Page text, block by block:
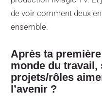
de voir comment deux
ensemble.
Après ta
monde du travail,
projets/rôles
l’avenir ?